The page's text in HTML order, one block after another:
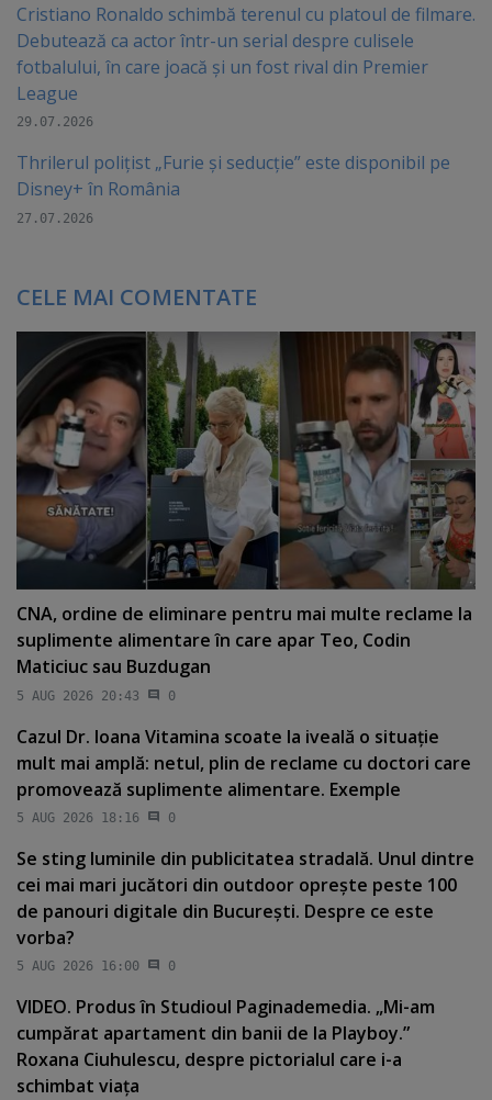
Cristiano Ronaldo schimbă terenul cu platoul de filmare.
Debutează ca actor într-un serial despre culisele
fotbalului, în care joacă şi un fost rival din Premier
League
29.07.2026
Thrilerul polițist „Furie și seducție” este disponibil pe
Disney+ în România
27.07.2026
CELE MAI COMENTATE
CNA, ordine de eliminare pentru mai multe reclame la
suplimente alimentare în care apar Teo, Codin
Maticiuc sau Buzdugan
5 AUG 2026 20:43 0
Cazul Dr. Ioana Vitamina scoate la iveală o situaţie
mult mai amplă: netul, plin de reclame cu doctori care
promovează suplimente alimentare. Exemple
5 AUG 2026 18:16 0
Se sting luminile din publicitatea stradală. Unul dintre
cei mai mari jucători din outdoor opreşte peste 100
de panouri digitale din Bucureşti. Despre ce este
vorba?
5 AUG 2026 16:00 0
VIDEO. Produs în Studioul Paginademedia. „Mi-am
cumpărat apartament din banii de la Playboy.”
Roxana Ciuhulescu, despre pictorialul care i-a
schimbat viaţa